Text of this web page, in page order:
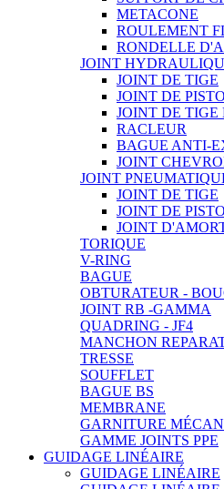
METACONE
ROULEMENT
RONDELLE
JOINT
JOINT DE TIGE
JOINT DE
JOINT DE TIGE
RACLEUR
BAGUE ANTI-
JOINT
JOINT
JOINT DE TIGE
JOINT DE
JOINT
TORIQUE
V-RING
BAGUE
OBTURATEUR -
JOINT RB -GAMMA
QUADRING - JF4
MANCHON
TRESSE
SOUFFLET
BAGUE BS
MEMBRANE
GARNITURE
GAMME JOINTS PPE
GUIDAGE LINÉAIRE
GUIDAGE LINÉAIRE